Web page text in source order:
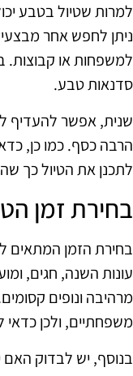
למרות שטיול בטבע
ניתן לחפש אחר
למשפחות או קבוצות.
סדנאות טבע.
שנית, אפשר להעדיף
הרבה כסף. כמו כן,
לתכנן את הטיול כך
בחירת זמן
בחירת הזמן המתאים
עונות השנה, חגים,
מרהיבה ונופים
משפחתיים, ולכן
בנוסף, יש לבדוק האם